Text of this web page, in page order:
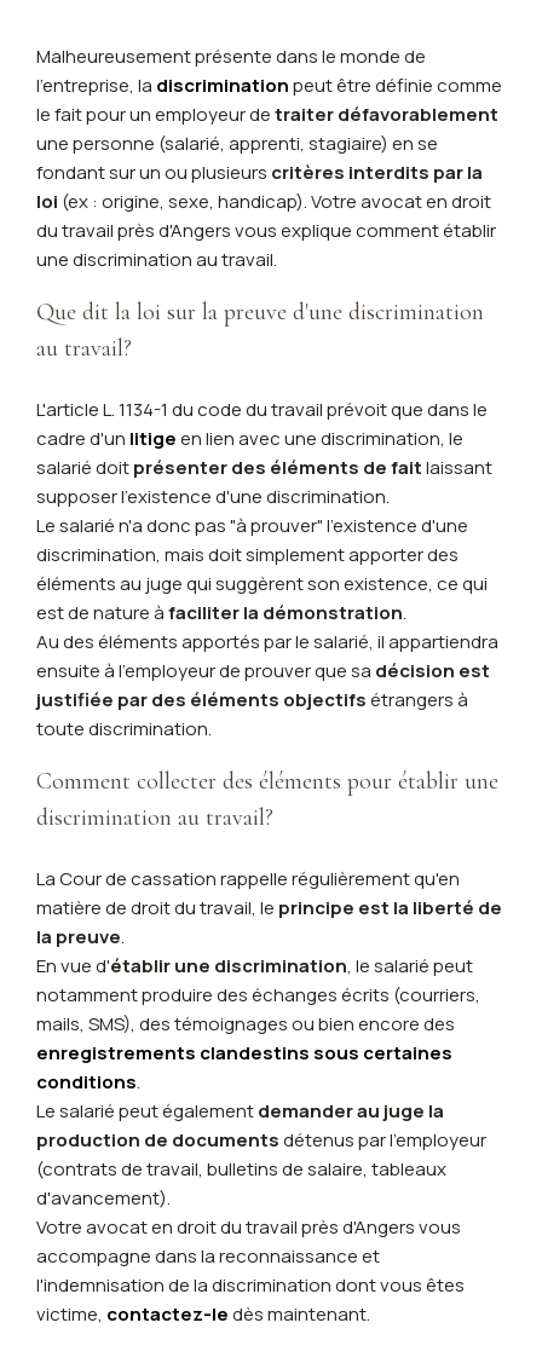
Malheureusement présente dans le monde de
l'entreprise, la discriminationpeut être définie comme
le fait pour un employeur detraiter défavorablement
une personne (salarié, apprenti, stagiaire) en se
fondant sur un ou plusieurs critères interdits par la
loi (ex : origine, sexe, handicap). Votre avocat en droit
du travail près d'Angers vous explique comment établir
une discrimination au travail.
Que dit la loi sur la preuve d'une discrimination
au travail?
L'article L. 1134-1 du code du travail prévoit que dans le
cadre d'un litigeen lien avec une discrimination, le
salarié doitprésenter des éléments de faitlaissant
supposer l'existence d'une discrimination.
Le salarié n'a donc pas "à prouver" l'existence d'une
discrimination, mais doit simplement apporter des
éléments au juge qui suggèrent son existence, ce qui
est de nature àfaciliter la démonstration.
Au des éléments apportés par le salarié, il appartiendra
ensuite à l'employeur de prouver que sa décision est
justifiée par des éléments objectifsétrangers à
toute discrimination.
Comment collecter des éléments pour établir une
discrimination au travail?
La Cour de cassation rappelle régulièrement qu'en
matière de droit du travail, le principe est la liberté de
la preuve.
En vue d'établir une discrimination, le salarié peut
notamment produire des échanges écrits (courriers,
mails, SMS), des témoignages ou bien encore des
enregistrements clandestins sous certaines
conditions.
Le salarié peut égalementdemander au juge la
production de documentsdétenus par l'employeur
(contrats de travail, bulletins de salaire, tableaux
d'avancement).
Votre avocat en droit du travail près d'Angers vous
accompagne dans la reconnaissance et
l'indemnisation de la discrimination dont vous êtes
victime, contactez-ledès maintenant.